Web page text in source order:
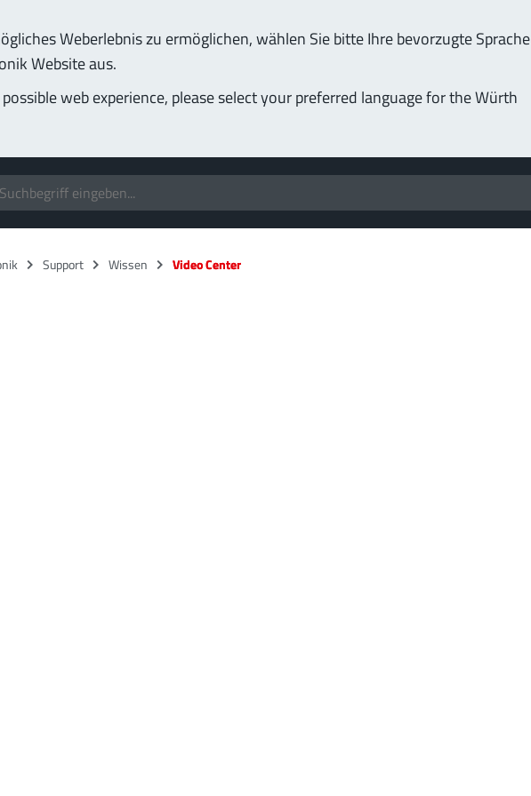
Weberlebnis zu ermöglichen, wählen Sie bitte Ihre bevorzugte Sprache
Website aus.
web experience, please select your preferred language for the Würth
Support Wissen Video Center
Support Wissen Video Center